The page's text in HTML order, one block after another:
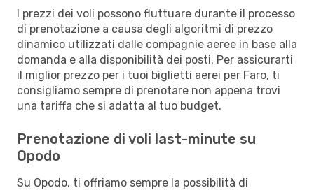
I prezzi dei voli possono fluttuare durante il processo
di prenotazione a causa degli algoritmi di prezzo
dinamico utilizzati dalle compagnie aeree in base alla
domanda e alla disponibilità dei posti. Per assicurarti
il miglior prezzo per i tuoi biglietti aerei per Faro, ti
consigliamo sempre di prenotare non appena trovi
una tariffa che si adatta al tuo budget.
Prenotazione di voli last-minute su
Opodo
Su Opodo, ti offriamo sempre la possibilità di